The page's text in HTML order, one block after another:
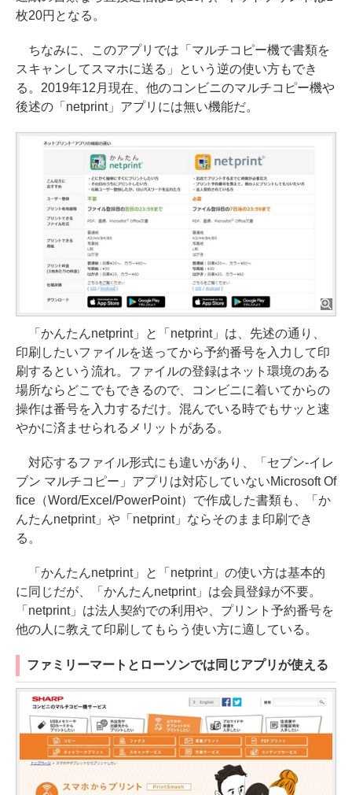
枚20円となる。
ちなみに、このアプリでは「マルチコピー機で書類を
スキャンしてスマホに送る」という逆の使い方もでき
る。2019年12月現在、他のコンビニのマルチコピー機や
後述の「netprint」アプリには無い機能だ。
「かんたんnetprint」と「netprint」は、先述の通り、
印刷したいファイルを送ってから予約番号を入力して印
刷するという流れ。ファイルの登録はネット環境のある
場所ならどこでもできるので、コンビニに着いてからの
操作は番号を入力するだけ。混んでいる時でもサッと速
やかに済ませられるメリットがある。
対応するファイル形式にも違いがあり、「セブン-イレ
ブン マルチコピー」アプリは対応していないMicrosoft Of
fice（Word/Excel/PowerPoint）で作成した書類も、「か
んたんnetprint」や「netprint」ならそのまま印刷でき
る。
「かんたんnetprint」と「netprint」の使い方は基本的
に同じだが、「かんたんnetprint」は会員登録が不要。
「netprint」は法人契約での利用や、プリント予約番号を
他の人に教えて印刷してもらう使い方に適している。
ファミリーマートとローソンでは同じアプリが使える